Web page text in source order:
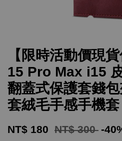
【限時活動價現
15 Pro Max i15
翻蓋式保護套錢
套絨毛手感手機套
NT$ 180 NT$ 300 -